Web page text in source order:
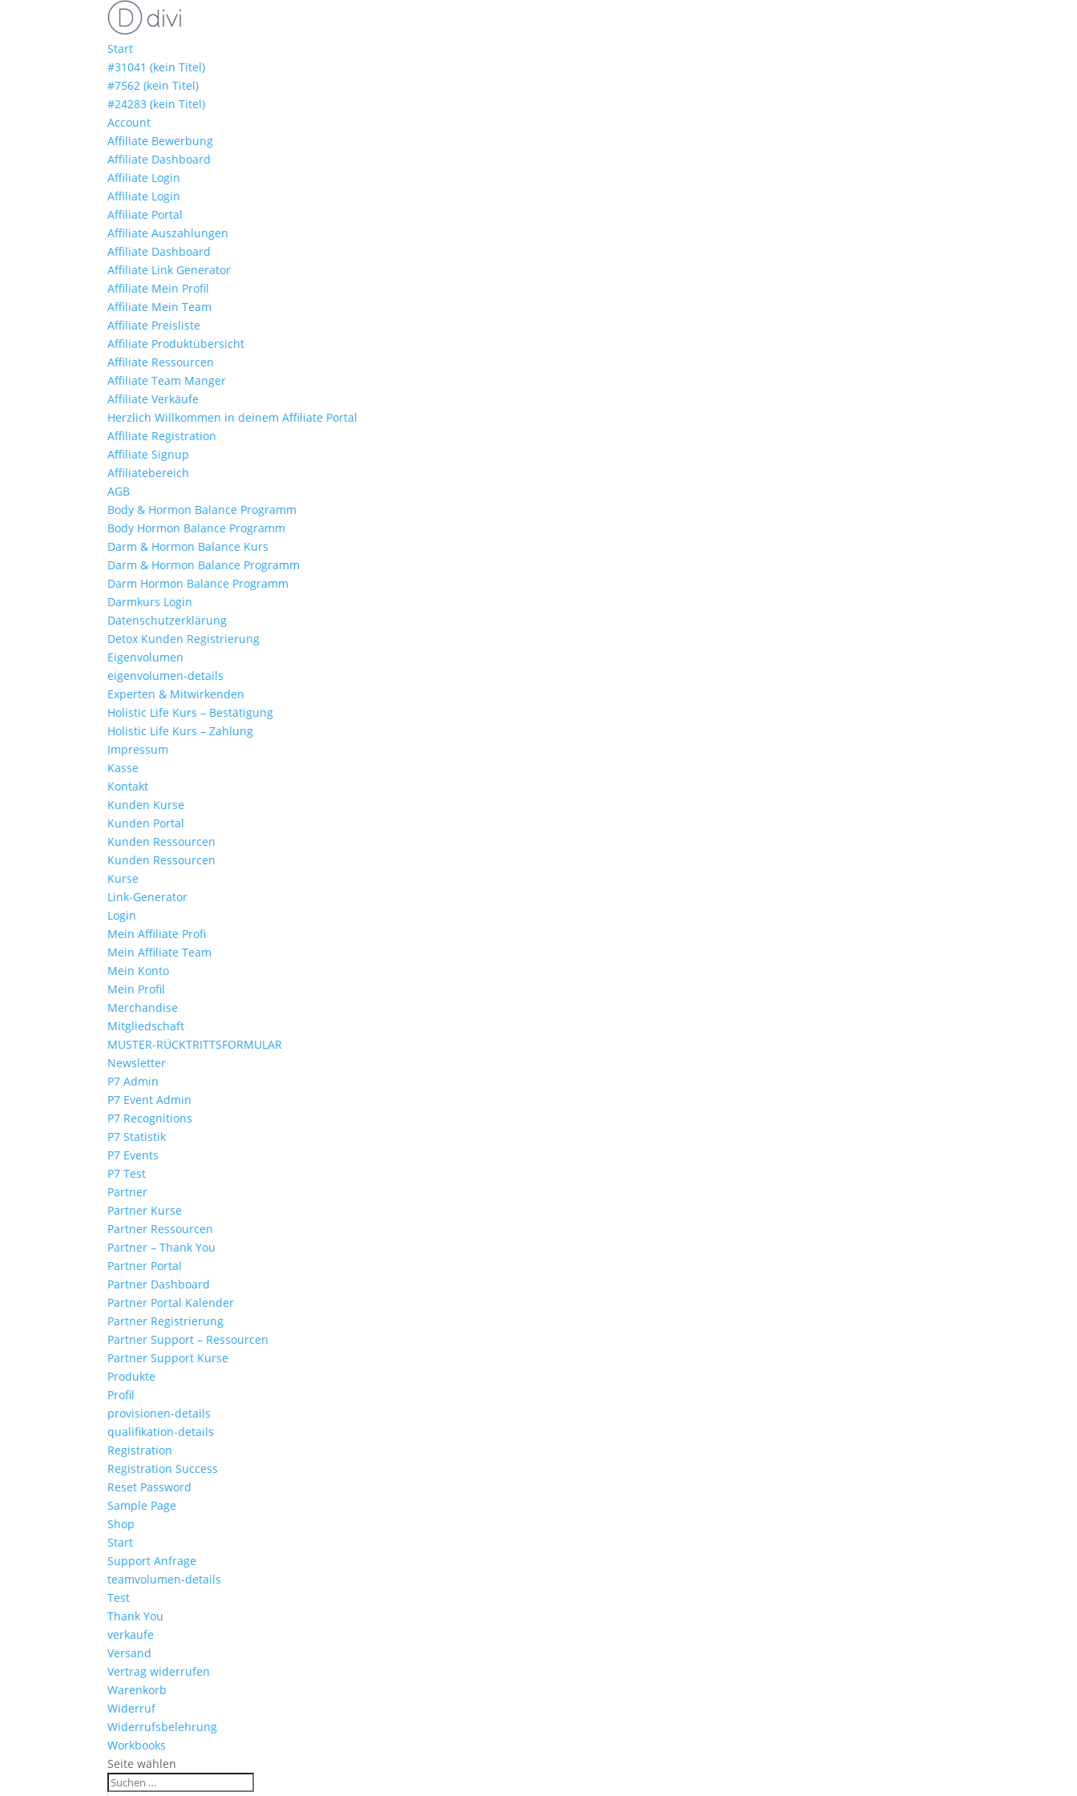
Start
#31041 (kein Titel)
#7562 (kein Titel)
#24283 (kein Titel)
Account
Affiliate Bewerbung
Affiliate Dashboard
Affiliate Login
Affiliate Login
Affiliate Portal
Affiliate Auszahlungen
Affiliate Dashboard
Affiliate Link Generator
Affiliate Mein Profil
Affiliate Mein Team
Affiliate Preisliste
Affiliate Produktübersicht
Affiliate Ressourcen
Affiliate Team Manger
Affiliate Verkäufe
Herzlich Willkommen in deinem Affiliate Portal
Affiliate Registration
Affiliate Signup
Affiliatebereich
AGB
Body & Hormon Balance Programm
Body Hormon Balance Programm
Darm & Hormon Balance Kurs
Darm & Hormon Balance Programm
Darm Hormon Balance Programm
Darmkurs Login
Datenschutzerklärung
Detox Kunden Registrierung
Eigenvolumen
eigenvolumen-details
Experten & Mitwirkenden
Holistic Life Kurs – Bestätigung
Holistic Life Kurs – Zahlung
Impressum
Kasse
Kontakt
Kunden Kurse
Kunden Portal
Kunden Ressourcen
Kunden Ressourcen
Kurse
Link-Generator
Login
Mein Affiliate Profi
Mein Affiliate Team
Mein Konto
Mein Profil
Merchandise
Mitgliedschaft
MUSTER-RÜCKTRITTSFORMULAR
Newsletter
P7 Admin
P7 Event Admin
P7 Recognitions
P7 Statistik
P7 Events
P7 Test
Partner
Partner Kurse
Partner Ressourcen
Partner – Thank You
Partner Portal
Partner Dashboard
Partner Portal Kalender
Partner Registrierung
Partner Support – Ressourcen
Partner Support Kurse
Produkte
Profil
provisionen-details
qualifikation-details
Registration
Registration Success
Reset Password
Sample Page
Shop
Start
Support Anfrage
teamvolumen-details
Test
Thank You
verkaufe
Versand
Vertrag widerrufen
Warenkorb
Widerruf
Widerrufsbelehrung
Workbooks
Seite wählen